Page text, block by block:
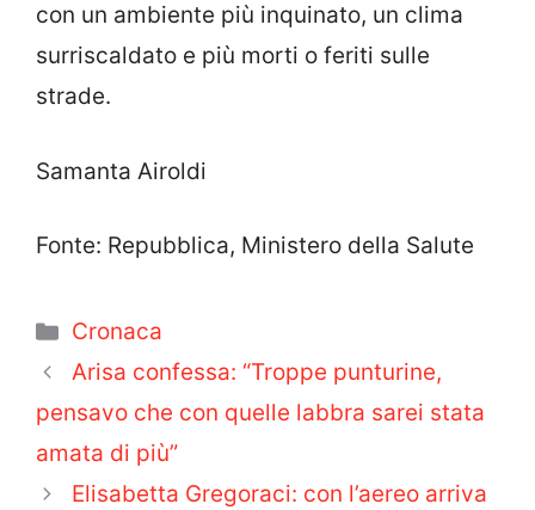
con un ambiente più inquinato, un clima
surriscaldato e più morti o feriti sulle
strade.
Samanta Airoldi
Fonte: Repubblica, Ministero della Salute
Categorie
Cronaca
Arisa confessa: “Troppe punturine,
pensavo che con quelle labbra sarei stata
amata di più”
Elisabetta Gregoraci: con l’aereo arriva